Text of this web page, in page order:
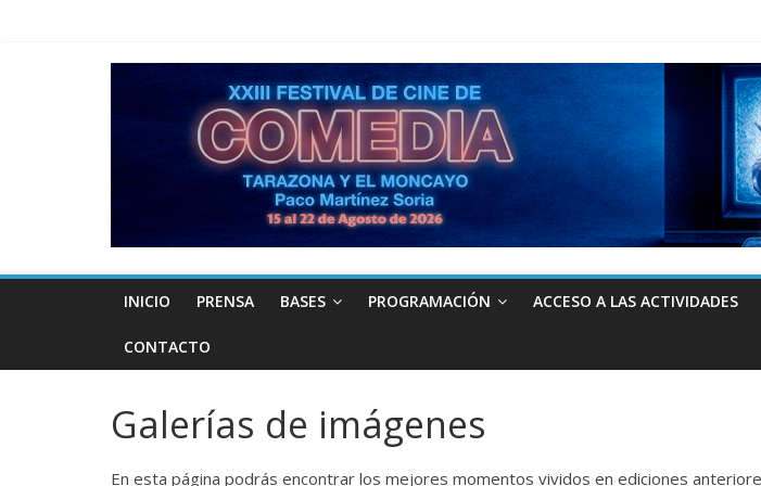
INICIO PRENSA BASES PROGRAMACIÓN ACCESO A LAS ACTIVIDADES
CONTACTO
Galerías de imágenes
En esta página podrás encontrar los mejores momentos vividos en ediciones